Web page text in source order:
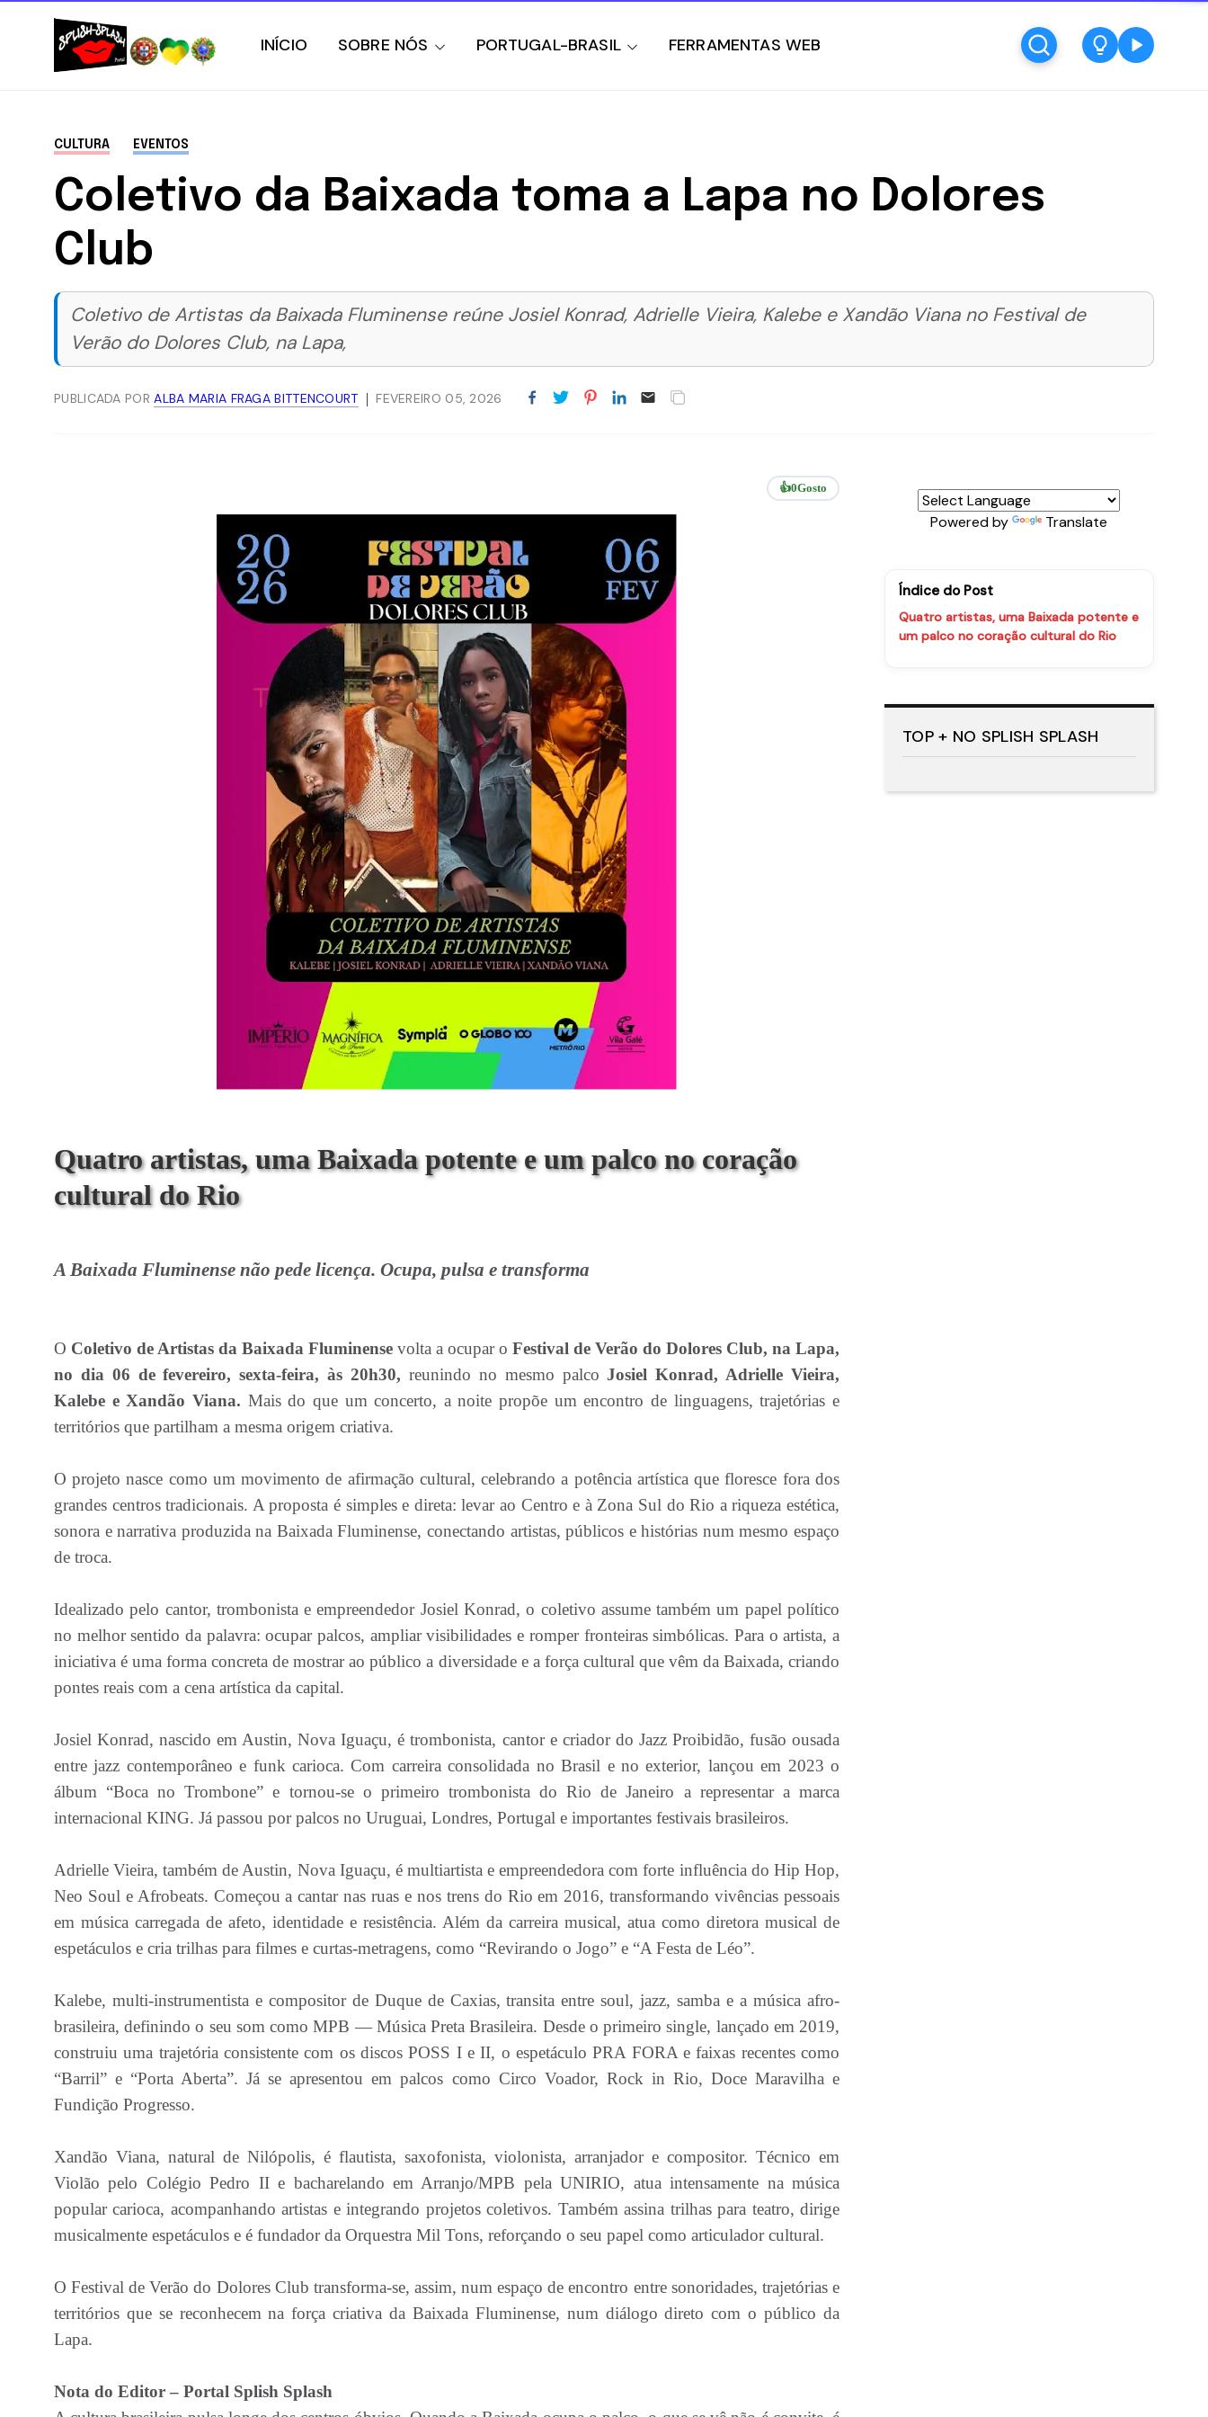
INÍCIO SOBRE NÓS PORTUGAL-BRASIL FERRAMENTAS WEB
CULTURA EVENTOS
Coletivo da Baixada toma a Lapa no Dolores
Club
Coletivo de Artistas da Baixada Fluminense reúne Josiel Konrad, Adrielle Vieira, Kalebe e Xandão Viana no Festival de
Verão do Dolores Club, na Lapa,
PUBLICADA PORALBA MARIA FRAGA BITTENCOURT FEVEREIRO 05, 2026
👍0Gosto
Quatro artistas, uma Baixada potente e um palco no coração
cultural do Rio
A Baixada Fluminense não pede licença. Ocupa, pulsa e transforma
O Coletivo de Artistas da Baixada Fluminense volta a ocupar o Festival de Verão do Dolores Club, na Lapa,
no dia 06 de fevereiro, sexta-feira, às 20h30, reunindo no mesmo palcoJosiel Konrad, Adrielle Vieira,
Kalebe e Xandão Viana. Mais do que um concerto, a noite propõe um encontro de linguagens, trajetórias e
territórios que partilham a mesma origem criativa.
O projeto nasce como um movimento de afirmação cultural, celebrando a potência artística que floresce fora dos
grandes centros tradicionais. A proposta é simples e direta: levar ao Centro e à Zona Sul do Rio a riqueza estética,
sonora e narrativa produzida na Baixada Fluminense, conectando artistas, públicos e histórias num mesmo espaço
de troca.
Idealizado pelo cantor, trombonista e empreendedor Josiel Konrad, o coletivo assume também um papel político
no melhor sentido da palavra: ocupar palcos, ampliar visibilidades e romper fronteiras simbólicas. Para o artista, a
iniciativa é uma forma concreta de mostrar ao público a diversidade e a força cultural que vêm da Baixada, criando
pontes reais com a cena artística da capital.
Josiel Konrad, nascido em Austin, Nova Iguaçu, é trombonista, cantor e criador do Jazz Proibidão, fusão ousada
entre jazz contemporâneo e funk carioca. Com carreira consolidada no Brasil e no exterior, lançou em 2023 o
álbum “Boca no Trombone” e tornou-se o primeiro trombonista do Rio de Janeiro a representar a marca
internacional KING. Já passou por palcos no Uruguai, Londres, Portugal e importantes festivais brasileiros.
Adrielle Vieira, também de Austin, Nova Iguaçu, é multiartista e empreendedora com forte influência do Hip Hop,
Neo Soul e Afrobeats. Começou a cantar nas ruas e nos trens do Rio em 2016, transformando vivências pessoais
em música carregada de afeto, identidade e resistência. Além da carreira musical, atua como diretora musical de
espetáculos e cria trilhas para filmes e curtas-metragens, como “Revirando o Jogo” e “A Festa de Léo”.
Kalebe, multi-instrumentista e compositor de Duque de Caxias, transita entre soul, jazz, samba e a música afro-
brasileira, definindo o seu som como MPB — Música Preta Brasileira. Desde o primeiro single, lançado em 2019,
construiu uma trajetória consistente com os discos POSS I e II, o espetáculo PRA FORA e faixas recentes como
“Barril” e “Porta Aberta”. Já se apresentou em palcos como Circo Voador, Rock in Rio, Doce Maravilha e
Fundição Progresso.
Xandão Viana, natural de Nilópolis, é flautista, saxofonista, violonista, arranjador e compositor. Técnico em
Violão pelo Colégio Pedro II e bacharelando em Arranjo/MPB pela UNIRIO, atua intensamente na música
popular carioca, acompanhando artistas e integrando projetos coletivos. Também assina trilhas para teatro, dirige
musicalmente espetáculos e é fundador da Orquestra Mil Tons, reforçando o seu papel como articulador cultural.
O Festival de Verão do Dolores Club transforma-se, assim, num espaço de encontro entre sonoridades, trajetórias e
territórios que se reconhecem na força criativa da Baixada Fluminense, num diálogo direto com o público da
Lapa.
Nota do Editor – Portal Splish Splash
Powered by Translate
Índice do Post
Quatro artistas, uma Baixada potente e
um palco no coração cultural do Rio
TOP + NO SPLISH SPLASH